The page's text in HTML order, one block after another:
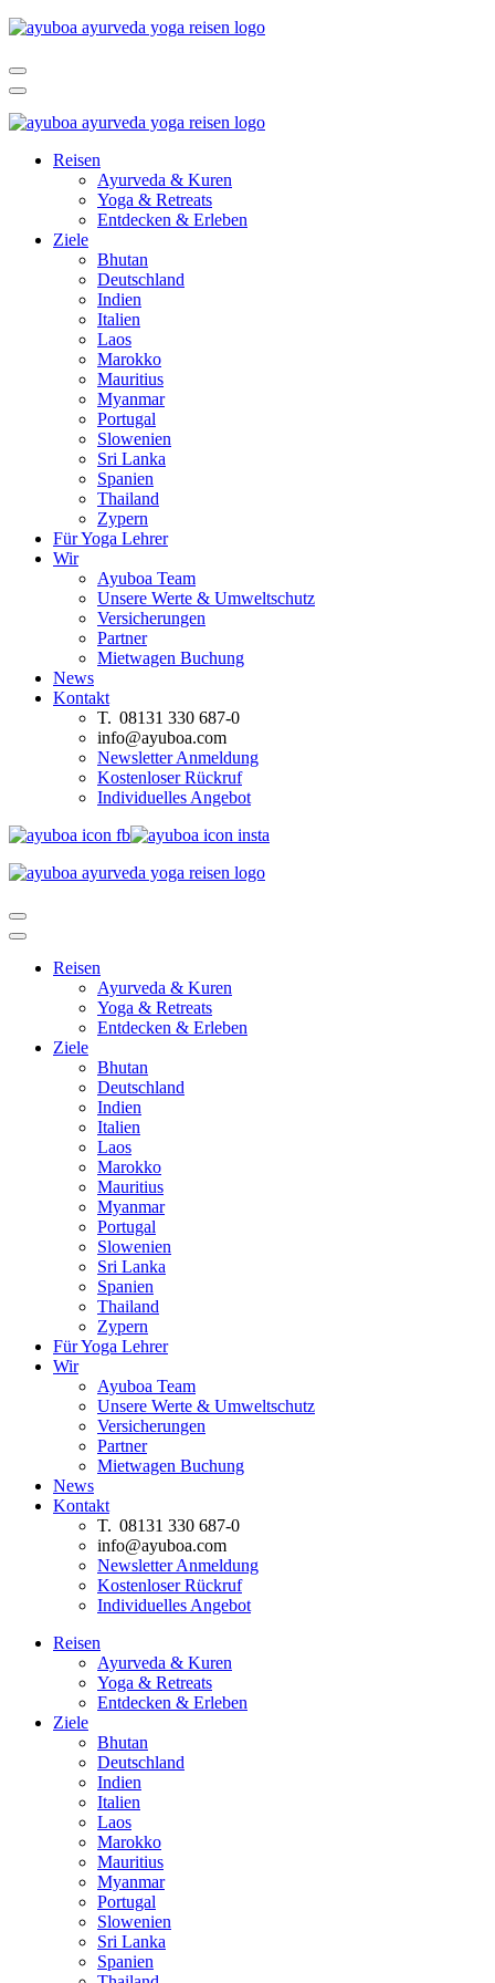
Reisen
Ayurveda & Kuren
Yoga & Retreats
Entdecken & Erleben
Ziele
Bhutan
Deutschland
Indien
Italien
Laos
Marokko
Mauritius
Myanmar
Portugal
Slowenien
Sri Lanka
Spanien
Thailand
Zypern
Für Yoga Lehrer
Wir
Ayuboa Team
Unsere Werte & Umweltschutz
Versicherungen
Partner
Mietwagen Buchung
News
Kontakt
T. 08131 330 687-0
info@ayuboa.com
Newsletter Anmeldung
Kostenloser Rückruf
Individuelles Angebot
Reisen
Ayurveda & Kuren
Yoga & Retreats
Entdecken & Erleben
Ziele
Bhutan
Deutschland
Indien
Italien
Laos
Marokko
Mauritius
Myanmar
Portugal
Slowenien
Sri Lanka
Spanien
Thailand
Zypern
Für Yoga Lehrer
Wir
Ayuboa Team
Unsere Werte & Umweltschutz
Versicherungen
Partner
Mietwagen Buchung
News
Kontakt
T. 08131 330 687-0
info@ayuboa.com
Newsletter Anmeldung
Kostenloser Rückruf
Individuelles Angebot
Reisen
Ayurveda & Kuren
Yoga & Retreats
Entdecken & Erleben
Ziele
Bhutan
Deutschland
Indien
Italien
Laos
Marokko
Mauritius
Myanmar
Portugal
Slowenien
Sri Lanka
Spanien